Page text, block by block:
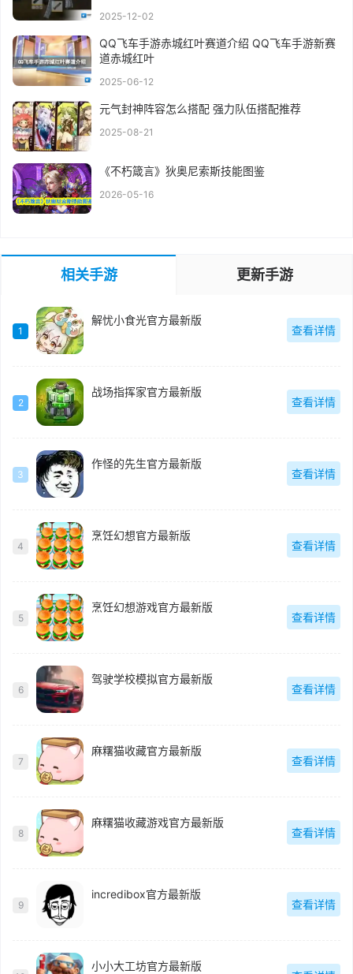
2025-12-02
QQ飞车手游赤城红叶赛道介绍 QQ飞车手游新赛
道赤城红叶
2025-06-12
元气封神阵容怎么搭配 强力队伍搭配推荐
2025-08-21
《不朽箴言》狄奥尼索斯技能图鉴
2026-05-16
相关手游 更新手游
1
解忧小食光官方最新版
查看详情
2
战场指挥家官方最新版
查看详情
3
作怪的先生官方最新版
查看详情
4
烹饪幻想官方最新版
查看详情
5
烹饪幻想游戏官方最新版
查看详情
6
驾驶学校模拟官方最新版
查看详情
7
麻糬猫收藏官方最新版
查看详情
8
麻糬猫收藏游戏官方最新版
查看详情
9
incredibox官方最新版
查看详情
小小大工坊官方最新版